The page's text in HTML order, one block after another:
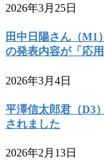
2026年3月25日
田中日陽さん（M1
の発表内容が「応
2026年3月4日
平澤信太郎君（D3
されました
2026年2月13日